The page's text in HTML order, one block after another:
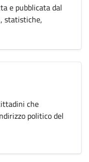
e pubblicata dal
statistiche,
che
politico del